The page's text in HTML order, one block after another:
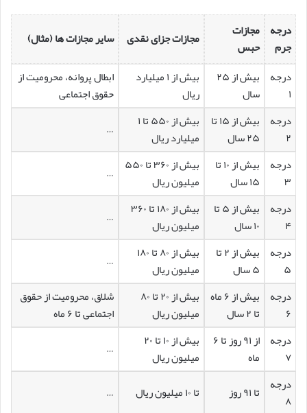
درجه
جرم
مجازات
حبس
مجازات جزای نقدی
سایر مجازات ها (مثال)
درجه
۱
بیش از ۲۵
سال
بیش از ۱ میلیارد
ریال
ابطال پروانه، محرومیت از
حقوق اجتماعی
درجه
۲
بیش از ۱۵ تا
۲۵ سال
بیش از ۵۵۰ تا ۱
میلیارد ریال
…
درجه
۳
بیش از ۱۰ تا
۱۵ سال
بیش از ۳۶۰ تا ۵۵۰
میلیون ریال
…
درجه
۴
بیش از ۵ تا
۱۰ سال
بیش از ۱۸۰ تا ۳۶۰
میلیون ریال
…
درجه
۵
بیش از ۲ تا
۵ سال
بیش از ۸۰ تا ۱۸۰
میلیون ریال
…
درجه
۶
بیش از ۶ ماه
تا ۲ سال
بیش از ۲۰ تا ۸۰
میلیون ریال
شلاق، محرومیت از حقوق
اجتماعی تا ۶ ماه
درجه
۷
از ۹۱ روز تا ۶
ماه
بیش از ۱۰ تا ۲۰
میلیون ریال
…
درجه
۸
تا ۹۱ روز تا ۱۰ میلیون ریال …